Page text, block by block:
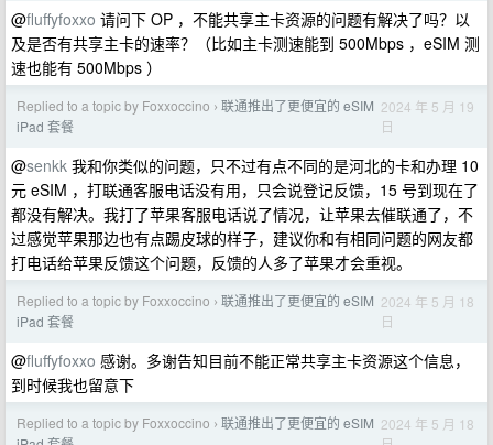
@fluffyfoxxo 请问下 OP ，不能共享主卡资源的问题有解决了吗？以
及是否有共享主卡的速率？（比如主卡测速能到 500Mbps ，eSIM 测
速也能有 500Mbps ）
Replied to a topic by Foxxoccino › 联通推出了更便宜的 eSIM
iPad 套餐
2024 年 5 月 19
日
@senkk 我和你类似的问题，只不过有点不同的是河北的卡和办理 10
元 eSIM ，打联通客服电话没有用，只会说登记反馈，15 号到现在了
都没有解决。我打了苹果客服电话说了情况，让苹果去催联通了，不
过感觉苹果那边也有点踢皮球的样子，建议你和有相同问题的网友都
打电话给苹果反馈这个问题，反馈的人多了苹果才会重视。
Replied to a topic by Foxxoccino › 联通推出了更便宜的 eSIM
iPad 套餐
2024 年 5 月 18
日
@fluffyfoxxo 感谢。多谢告知目前不能正常共享主卡资源这个信息，
到时候我也留意下
Replied to a topic by Foxxoccino › 联通推出了更便宜的 eSIM 2024 年 5 月 18